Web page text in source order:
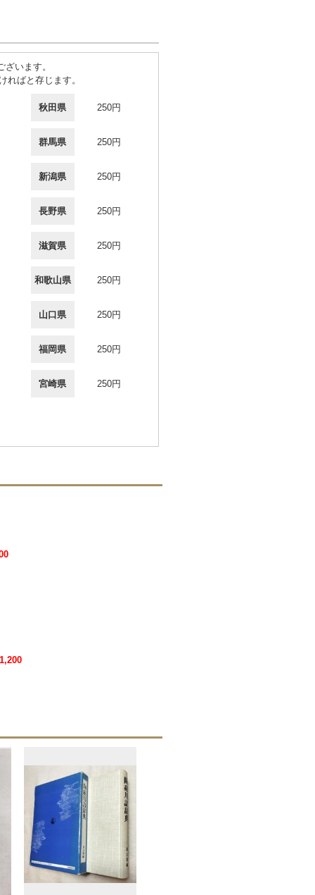
います。
ばと存じます。
秋田県 250円
群馬県 250円
新潟県 250円
長野県 250円
滋賀県 250円
和歌山県 250円
山口県 250円
福岡県 250円
宮崎県 250円